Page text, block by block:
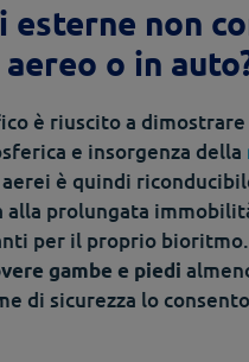
non
o in
è riuscito a
e insorgenza della
è quindi
alla prolungata
per il proprio
gambe e piedi
di sicurezza lo